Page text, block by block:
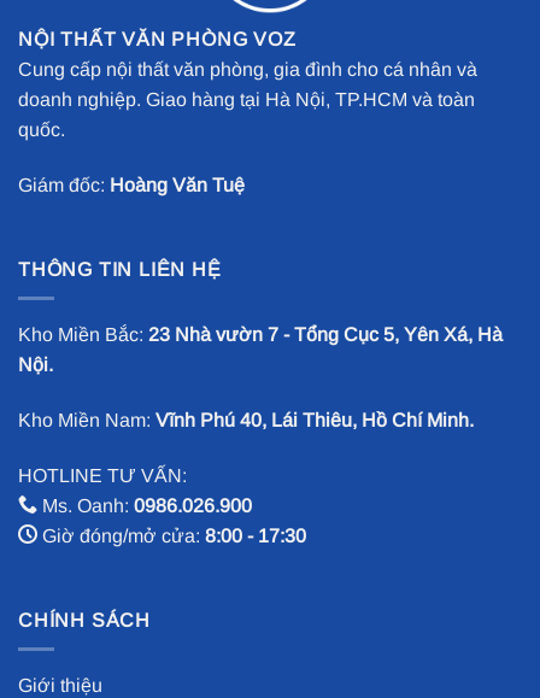
NỘI THẤT VĂN PHÒNG VOZ
Cung cấp nội thất văn phòng, gia đình cho cá nhân và
doanh nghiệp. Giao hàng tại Hà Nội, TP.HCM và toàn
quốc.
Giám đốc: Hoàng Văn Tuệ
THÔNG TIN LIÊN HỆ
Kho Miền Bắc: 23 Nhà vườn 7 - Tổng Cục 5, Yên Xá, Hà
Nội.
Kho Miền Nam: Vĩnh Phú 40, Lái Thiêu, Hồ Chí Minh.
HOTLINE TƯ VẤN:
Ms. Oanh: 0986.026.900
Giờ đóng/mở cửa: 8:00 - 17:30
CHÍNH SÁCH
Giới thiệu